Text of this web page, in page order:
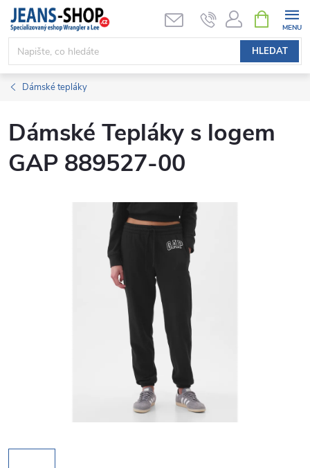
Přejít
obsah
HLEDAT
NÁKUPNÍ
KOŠÍK
Dámské tepláky
Dámské Tepláky s logem
GAP 889527-00